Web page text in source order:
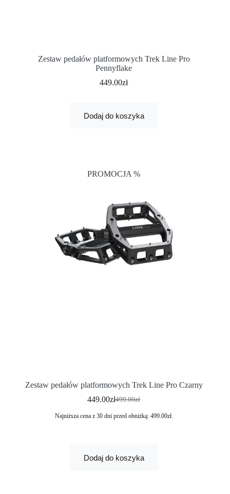
Zestaw pedałów platformowych Trek Line Pro
Pennyflake
449.00zł
Dodaj do koszyka
PROMOCJA %
Zestaw pedałów platformowych Trek Line Pro Czarny
499.00zł
449.00zł
Najniższa cena z 30 dni przed obniżką: 499.00zł.
Dodaj do koszyka